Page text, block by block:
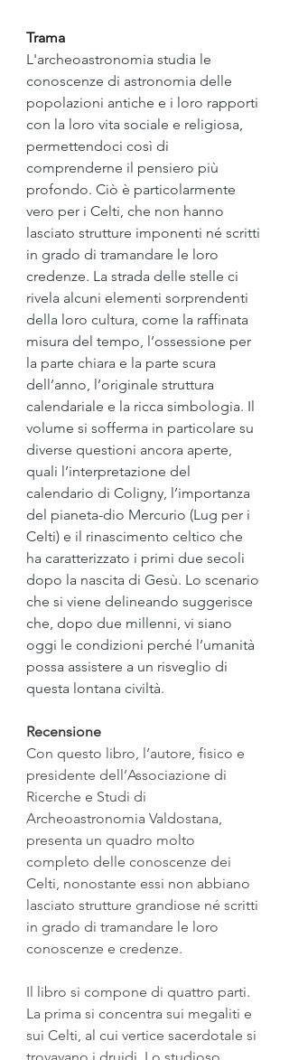
Trama
L'archeoastronomia studia le
conoscenze di astronomia delle
popolazioni antiche e i loro rapporti
con la loro vita sociale e religiosa,
permettendoci così di
comprenderne il pensiero più
profondo. Ciò è particolarmente
vero per i Celti, che non hanno
lasciato strutture imponenti né scritti
in grado di tramandare le loro
credenze. La strada delle stelle ci
rivela alcuni elementi sorprendenti
della loro cultura, come la raffinata
misura del tempo, l’ossessione per
la parte chiara e la parte scura
dell’anno, l’originale struttura
calendariale e la ricca simbologia. Il
volume si sofferma in particolare su
diverse questioni ancora aperte,
quali l’interpretazione del
calendario di Coligny, l’importanza
del pianeta-dio Mercurio (Lug per i
Celti) e il rinascimento celtico che
ha caratterizzato i primi due secoli
dopo la nascita di Gesù. Lo scenario
che si viene delineando suggerisce
che, dopo due millenni, vi siano
oggi le condizioni perché l’umanità
possa assistere a un risveglio di
questa lontana civiltà.
Recensione
Con questo libro, l’autore, fisico e
presidente dell’Associazione di
Ricerche e Studi di
Archeoastronomia Valdostana,
presenta un quadro molto
completo delle conoscenze dei
Celti, nonostante essi non abbiano
lasciato strutture grandiose né scritti
in grado di tramandare le loro
conoscenze e credenze.
Il libro si compone di quattro parti.
La prima si concentra sui megaliti e
sui Celti, al cui vertice sacerdotale si